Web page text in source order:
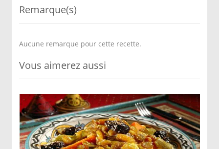
Remarque(s)
Aucune remarque pour cette recette.
Vous aimerez aussi